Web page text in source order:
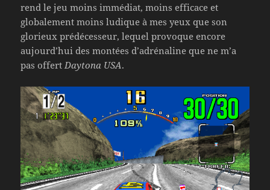
rend le jeu moins immédiat, moins efficace et
globalement moins ludique à mes yeux que son
glorieux prédécesseur, lequel provoque encore
aujourd’hui des montées d’adrénaline que ne m’a
pas offertDaytona USA.